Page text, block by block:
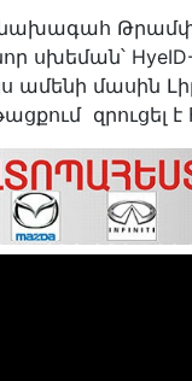
սխեման՝
ամենի մասին